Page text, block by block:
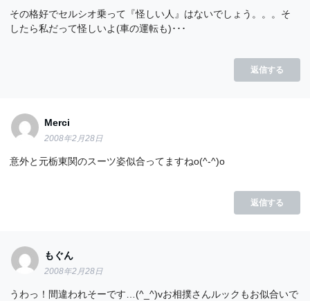
その格好でセルシオ乗って『怪しい人』はないでしょう。。。そ
したら私だって怪しいよ(車の運転も)･･･
返信する
Merci
2008年2月28日
意外と元栃東関のスーツ姿似合ってますねo(^-^)o
返信する
もぐん
2008年2月28日
うわっ！間違われそーです…(^_^)vお相撲さんルックもお似合いで